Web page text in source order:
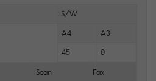
S/W
A4 A3
45 0
Scan Fax